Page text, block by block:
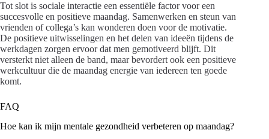
Tot slot is sociale interactie een essentiële factor voor een
succesvolle en positieve maandag. Samenwerken en steun van
vrienden of collega’s kan wonderen doen voor de motivatie.
De positieve uitwisselingen en het delen van ideeën tijdens de
werkdagen zorgen ervoor dat men gemotiveerd blijft. Dit
versterkt niet alleen de band, maar bevordert ook een positieve
werkcultuur die de maandag energie van iedereen ten goede
komt.
FAQ
Hoe kan ik mijn mentale gezondheid verbeteren op maandag?